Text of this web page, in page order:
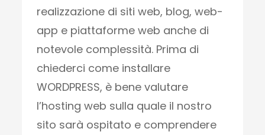
realizzazione di siti web, blog, web-
app e piattaforme web anche di
notevole complessità. Prima di
chiederci come installare
WORDPRESS, è bene valutare
l’hosting web sulla quale il nostro
sito sarà ospitato e comprendere